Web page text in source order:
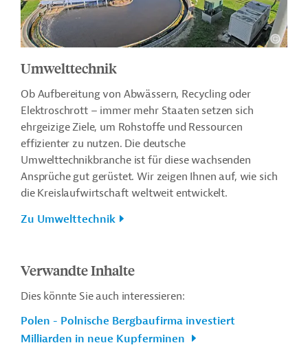
Umwelttechnik
Ob Aufbereitung von Abwässern, Recycling oder
Elektroschrott – immer mehr Staaten setzen sich
ehrgeizige Ziele, um Rohstoffe und Ressourcen
effizienter zu nutzen. Die deutsche
Umwelttechnikbranche ist für diese wachsenden
Ansprüche gut gerüstet. Wir zeigen Ihnen auf, wie sich
die Kreislaufwirtschaft weltweit entwickelt.
Zu Umwelttechnik
Verwandte Inhalte
Dies könnte Sie auch interessieren:
Polen - Polnische Bergbaufirma investiert
Milliarden in neue Kupferminen